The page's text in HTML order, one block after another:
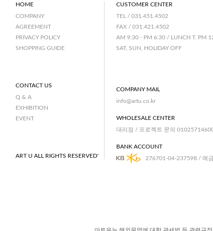
HOME
COMPANY
AGREEMENT
PRIVACY POLICY
SHOPPING GUIDE
CONTACT US
Q & A
EXHIBITION
EVENT
ART U ALL RIGHTS RESERVED'
CUSTOMER CENTER
TEL / 031.451.4502
FAX / 031.421.4502
AM 9:30 - PM 6:30 / LUNCH T. PM
SAT, SUN, HOLIDAY OFF
COMPANY MAIL
info@artu.co.kr
WHOLESALE CENTER
대리점 / 프로젝트 문의
BANK ACCOUNT
276701-04-237598 / 예